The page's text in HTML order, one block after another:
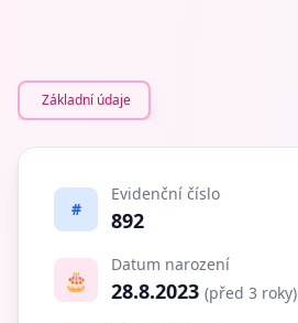
Základní údaje
#
Evidenční číslo
892
🎂
Datum narození
28.8.2023 (před 3 roky)